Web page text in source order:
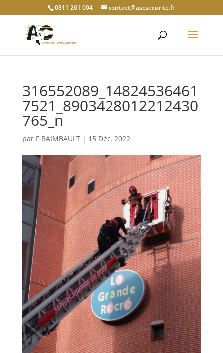
0811 261 004 contact@ascsecurite.fr
316552089_14824536461
7521_8903428012212430
765_n
par F RAIMBAULT| 15 Déc, 2022